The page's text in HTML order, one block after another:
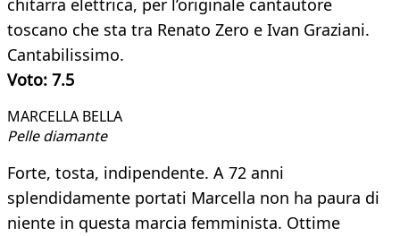
chitarra elettrica, per l’originale cantautore
toscano che sta tra Renato Zero e Ivan Graziani.
Cantabilissimo.
Voto: 7.5
MARCELLA BELLA​
Pelle diamante
Forte, tosta, indipendente. A 72 anni
splendidamente portati Marcella non ha paura di
niente in questa marcia femminista. Ottime